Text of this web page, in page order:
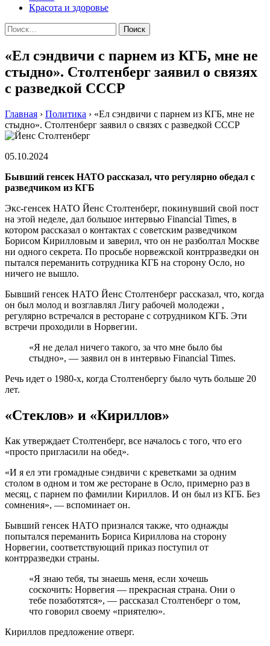
Красота и здоровье
Найти:
«Ел сэндвичи с парнем из КГБ, мне не
стыдно». Столтенберг заявил о связях
с разведкой СССР
Главная › Политика › «Ел сэндвичи с парнем из КГБ, мне не
стыдно». Столтенберг заявил о связях с разведкой СССР
05.10.2024
Бывший генсек НАТО рассказал, что регулярно обедал с
разведчиком из КГБ
Экс-генсек НАТО Йенс Столтенберг, покинувший свой пост
на этой неделе, дал большое интервью Financial Times, в
котором рассказал о контактах с советским разведчиком
Борисом Кирилловым и заверил, что он не разболтал Москве
ни одного секрета. По просьбе норвежской контрразведки он
пытался переманить сотрудника КГБ на сторону Осло, но
ничего не вышло.
Бывший генсек НАТО Йенс Столтенберг рассказал, что, когда
он был молод и возглавлял Лигу рабочей молодежи ,
регулярно встречался в ресторане с сотрудником КГБ. Эти
встречи проходили в Норвегии.
«Я не делал ничего такого, за что мне было бы
стыдно», — заявил он в интервью Financial Times.
Речь идет о 1980-х, когда Столтенбергу было чуть больше 20
лет.
«Стеклов» и «Кириллов»
Как утверждает Столтенберг, все началось с того, что его
«просто пригласили на обед».
«И я ел эти громадные сэндвичи с креветками за одним
столом в одном и том же ресторане в Осло, примерно раз в
месяц, с парнем по фамилии Кириллов. И он был из КГБ. Без
сомнения», — вспоминает он.
Бывший генсек НАТО признался также, что однажды
попытался переманить Бориса Кириллова на сторону
Норвегии, соответствующий приказ поступил от
контрразведки страны.
«Я знаю тебя, ты знаешь меня, если хочешь
соскочить: Норвегия — прекрасная страна. Они о
тебе позаботятся», — рассказал Столтенберг о том,
что говорил своему «приятелю».
Кириллов предложение отверг.